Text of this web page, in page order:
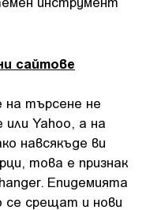
сайтове
на търсене не
Yahoo, а на
навсякъде ви
това е признак
Епидемията
се срещат и нови